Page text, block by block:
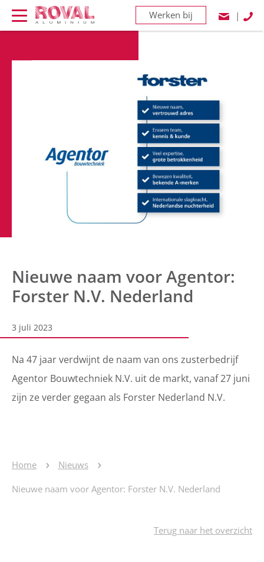
Werken bij |
Nieuwe naam voor Agentor:
Forster N.V. Nederland
3 juli 2023
Na 47 jaar verdwijnt de naam van ons zusterbedrijf
Agentor Bouwtechniek N.V. uit de markt, vanaf 27 juni
zijn ze verder gegaan als Forster Nederland N.V.
Home Nieuws
Nieuwe naam voor Agentor: Forster N.V. Nederland
Terug naar het overzicht